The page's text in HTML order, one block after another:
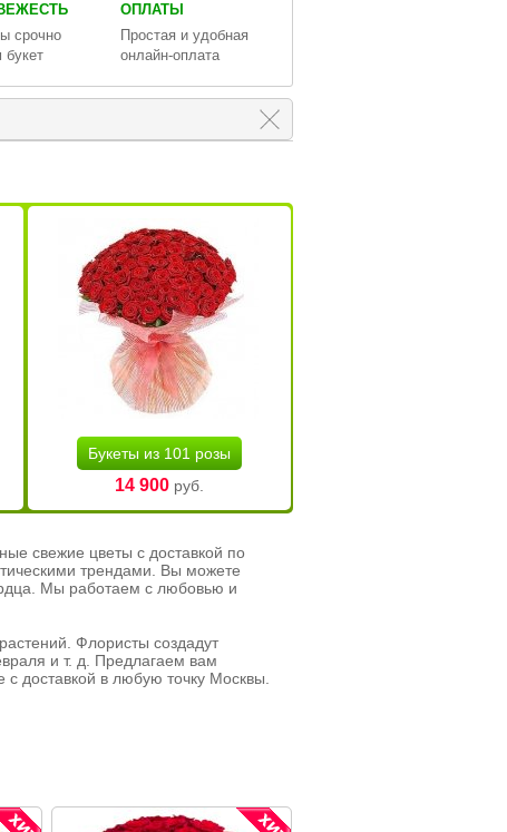
срочно
букет
ОПЛАТЫ
Простая и удобная
онлайн-оплата
Букеты из 101 розы
14 900руб.
свежие цветы с доставкой по
трендами. Вы можете
Мы работаем с любовью и
Флористы создадут
и т. д. Предлагаем вам
доставкой в любую точку Москвы.